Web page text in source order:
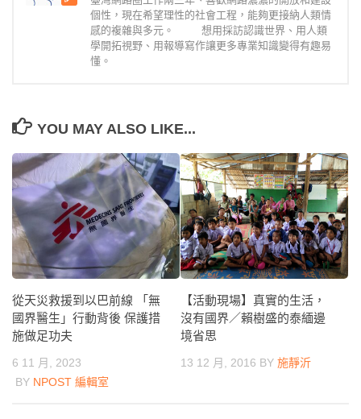
個性，現在希望理性的社會工程，能夠更接納人類情
感的複雜與多元。 想用採訪認識世界、用人類
學開拓視野、用報導寫作讓更多專業知識變得有趣易
懂。
YOU MAY ALSO LIKE...
從天災救援到以巴前線 「無
國界醫生」行動背後 保護措
施做足功夫
6 11 月, 2023
BY NPOST 編輯室
【活動現場】真實的生活，
沒有國界／賴樹盛的泰緬邊
境省思
13 12 月, 2016 BY 施靜沂